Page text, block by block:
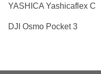
YASHICA Yashicaflex C
DJI Osmo Pocket 3